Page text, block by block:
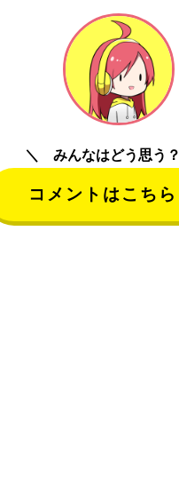
みんなはどう思う？
コメントはこちら